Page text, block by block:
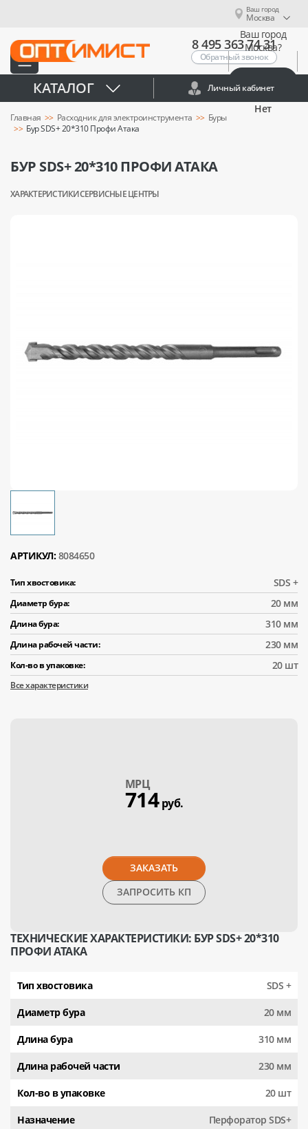
Ваш город
Москва
Ваш город
Москва?
Нет
8 495 363 74 31
Обратный звонок
КАТАЛОГ Личный кабинет
Главная Расходник для электроинструмента
Буры
Бур SDS+ 20*310 Профи Атака
БУР SDS+ 20*310 ПРОФИ АТАКА
ХАРАКТЕРИСТИКИСЕРВИСНЫЕ ЦЕНТРЫ
АРТИКУЛ: 8084650
Тип хвостовика: SDS +
Диаметр бура: 20 мм
Длина бура: 310 мм
Длина рабочей части: 230 мм
Кол-во в упаковке: 20 шт
Все характеристики
МPЦ
714руб.
ЗАКАЗАТЬ
ЗАПРОСИТЬ КП
ТЕХНИЧЕСКИЕ ХАРАКТЕРИСТИКИ: БУР SDS+ 20*310
ПРОФИ АТАКА
Тип хвостовика SDS +
Диаметр бура 20 мм
Длина бура 310 мм
Длина рабочей части 230 мм
Кол-во в упаковке 20 шт
Назначение Перфоратор SDS+